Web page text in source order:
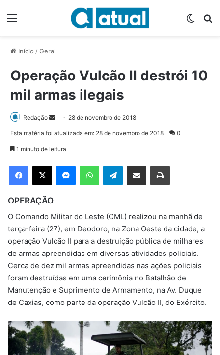
Início /Geral
Operação Vulcão II destrói 10
mil armas ilegais
Redação
d
e
m
i
l
28 de novembro de 2018
Esta matéria foi atualizada em: 28 de novembro de 2018 0
1 minuto de leitura
Telegram
OPERAÇÃO
O Comando Militar do Leste (CML) realizou na manhã de
terça-feira (27), em Deodoro, na Zona Oeste da cidade, a
operação Vulcão II para a destruição pública de milhares
de armas apreendidas em diversas atividades policiais.
Cerca de dez mil armas apreendidas nas ações policiais
foram destruídas em uma cerimônia no Batalhão de
Manutenção e Suprimento de Armamento, na Av. Duque
de Caxias, como parte da operação Vulcão II, do Exército.